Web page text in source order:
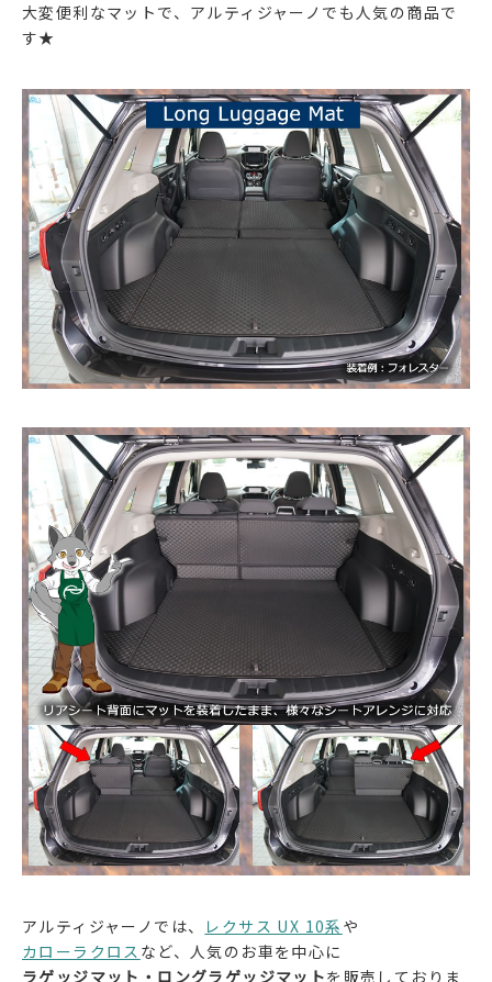
大変便利なマットで、アルティジャーノでも人気の商品で
す★
アルティジャーノでは、 レクサス UX 10系 や
カローラクロス など、人気のお車を中心に
ラゲッジマット・ロングラゲッジマットを販売しておりま